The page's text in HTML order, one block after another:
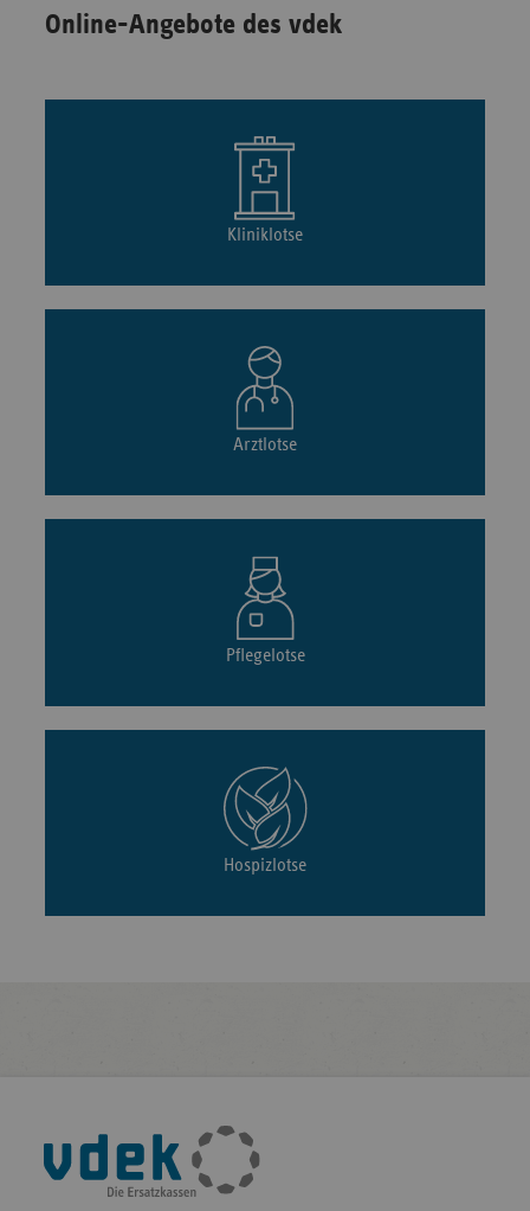
Online-Angebote des vdek
Kliniklotse
Arztlotse
Pflegelotse
Hospizlotse
Fußleisten-
Navigation